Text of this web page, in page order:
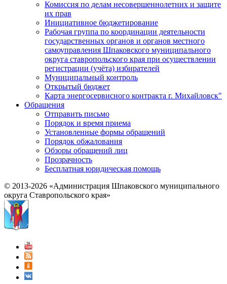
Комиссия по делам несовершеннолетних и защите
их прав
Инициативное бюджетирование
Рабочая группа по координации деятельности
государственных органов и органов местного
самоуправления Шпаковского муниципального
округа ставропольского края при осуществлении
регистрации (учёта) избирателей
Муниципальный контроль
Открытый бюджет
Карта энергосервисного контракта г. Михайловск"
Обращения
Отправить письмо
Порядок и время приема
Установленные формы обращений
Порядок обжалования
Обзоры обращений лиц
Прозрачность
Бесплатная юридическая помощь
© 2013-2026 «Администрация Шпаковского муниципального
округа Ставропольского края»